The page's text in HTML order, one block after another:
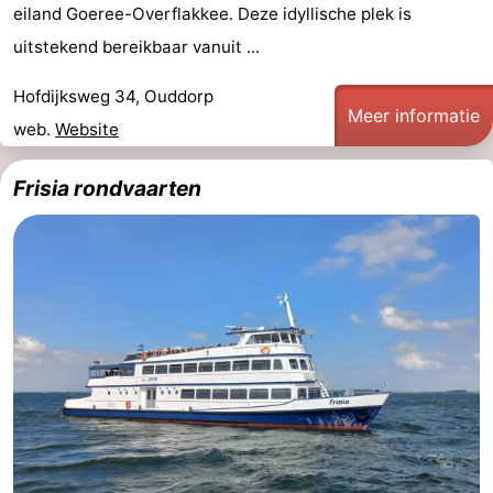
eiland Goeree-Overflakkee. Deze idyllische plek is
uitstekend bereikbaar vanuit ...
Hofdijksweg 34, Ouddorp
web. Website
Meer informatie
Frisia rondvaarten